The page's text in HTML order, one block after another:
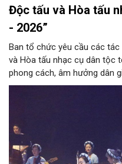
Độc tấu và Hòa tấu
- 2026”
Ban tổ chức yêu cầu các
và Hòa tấu nhạc cụ dân tộc
phong cách, âm hưởng dân
phối khí mới trên nền tảng
Nam, đồng thời phải được